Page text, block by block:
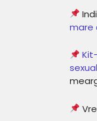
mare